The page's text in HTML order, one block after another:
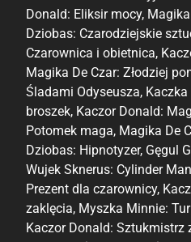
Donald: Eliksir mocy,
Dziobas: Czarodziejskie
Czarownica i obietnica,
Magika De Czar: Złodziej
Śladami Odyseusza, Kaczka
broszek, Kaczor Donald:
Potomek maga, Magika De
Dziobas: Hipnotyzer, Gęgul
Wujek Sknerus: Cylinder
Prezent dla czarownicy,
zaklęcia, Myszka Minnie:
Kaczor Donald: Sztukmistrz